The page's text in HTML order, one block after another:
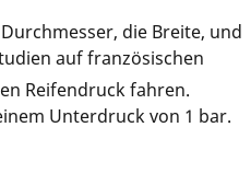
die Breite, und
auf französischen
Reifendruck fahren.
Unterdruck von 1 bar.